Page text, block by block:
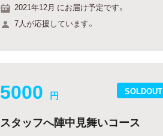
2021年12月 にお届け予定です。
7人が応援しています。
SOLDOUT
5000 円
スタッフへ陣中見舞いコース